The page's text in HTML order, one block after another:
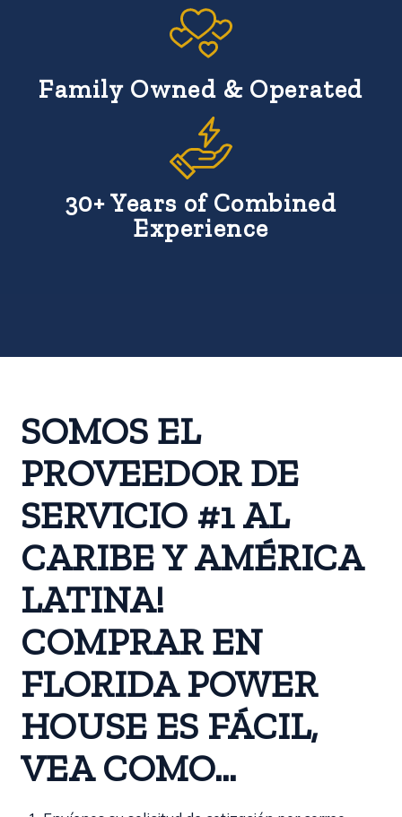
Family Owned & Operated
30+ Years of Combined
Experience
SOMOS EL
PROVEEDOR DE
SERVICIO #1 AL
CARIBE Y AMÉRICA
LATINA!
COMPRAR EN
FLORIDA POWER
HOUSE ES FÁCIL,
VEA COMO…